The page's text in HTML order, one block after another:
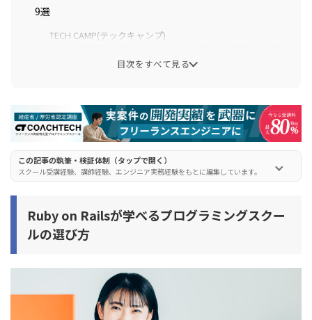
9選
TECH CAMP(テックキャンプ)
TechAcademy(テックアカデミー)
SHIFT TERAS CAMPUS(旧DMM WEBCAMP)
侍エンジニア(SAMURAI ENGINEER)
デイトラ
RUNTEQ(ランテック)
Winスクール
メリット1. 効率的にプログラミングを学習できる
目次をすべて見る
この記事の執筆・検証体制（タップで開く）
スクール受講経験、講師経験、エンジニア実務経験をもとに編集しています。
Ruby on Railsが学べるプログラミングスクー
ルの選び方